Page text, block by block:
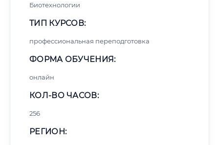
Биотехнологии
ТИП КУРСОВ:
профессиональная переподготовка
ФОРМА ОБУЧЕНИЯ:
онлайн
КОЛ-ВО ЧАСОВ:
256
РЕГИОН: